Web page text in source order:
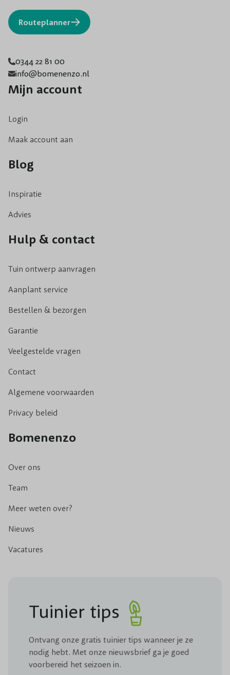
Routeplanner
0344 22 81 00
info@bomenenzo.nl
Mijn account
Login
Maak account aan
Blog
Inspiratie
Advies
Hulp & contact
Tuin ontwerp aanvragen
Aanplant service
Bestellen & bezorgen
Garantie
Veelgestelde vragen
Contact
Algemene voorwaarden
Privacy beleid
Bomenenzo
Over ons
Team
Meer weten over?
Nieuws
Vacatures
Tuinier tips
Ontvang onze gratis tuinier tips wanneer je ze
nodig hebt. Met onze nieuwsbrief ga je goed
voorbereid het seizoen in.